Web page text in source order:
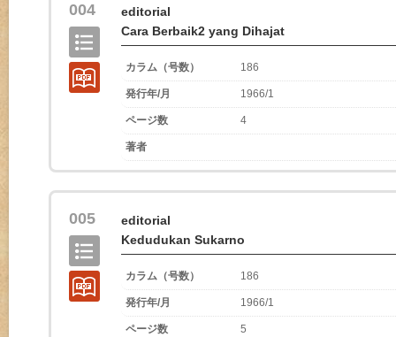
004
editorial
Cara Berbaik2 yang Dihajat
カラム（号数） 186
発行年/月 1966/1
ページ数 4
著者
005
editorial
Kedudukan Sukarno
カラム（号数） 186
発行年/月 1966/1
ページ数 5